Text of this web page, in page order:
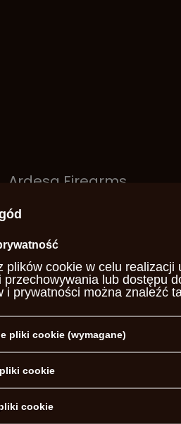
Ardesa Firearms
P-1245E SA1262
oktagonalna
stałe
Gwintowana
1 - 20
.45
4mm
plików cookie w celu realizacji
przechowywania lub dostępu
i prywatności można znaleźć
pliki cookie (wymagane)
cookie
cookie